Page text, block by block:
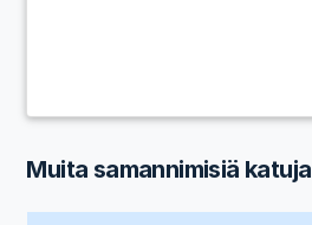
Muita samannimisiä katuja